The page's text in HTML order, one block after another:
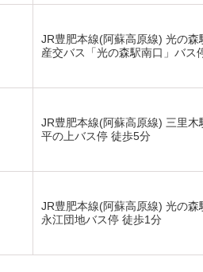
JR豊肥本線(阿蘇高原線) 光の森
産交バス「光の森駅南口」バス
JR豊肥本線(阿蘇高原線) 三里木
平の上バス停 徒歩5分
JR豊肥本線(阿蘇高原線) 光の森
永江団地バス停 徒歩1分